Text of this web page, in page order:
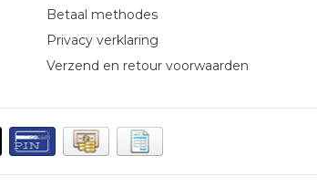
Betaal methodes
Privacy verklaring
Verzend en retour voorwaarden